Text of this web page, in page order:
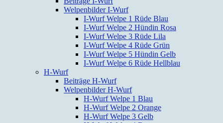
Welpenbilder I-Wurf
I-Wurf Welpe 1 Rüde Blau
I-Wurf Welpe 2 Hündin Rosa
I-Wurf Welpe 3 Rüde Lila
I-Wurf Welpe 4 Rüde Grün
I-Wurf Welpe 5 Hündin Gelb
I-Wurf Welpe 6 Rüde Hellblau
H-Wurf
Beiträge H-Wurf
Welpenbilder H-Wurf
H-Wurf Welpe 1 Blau
H-Wurf Welpe 2 Orange
H-Wurf Welpe 3 Gelb